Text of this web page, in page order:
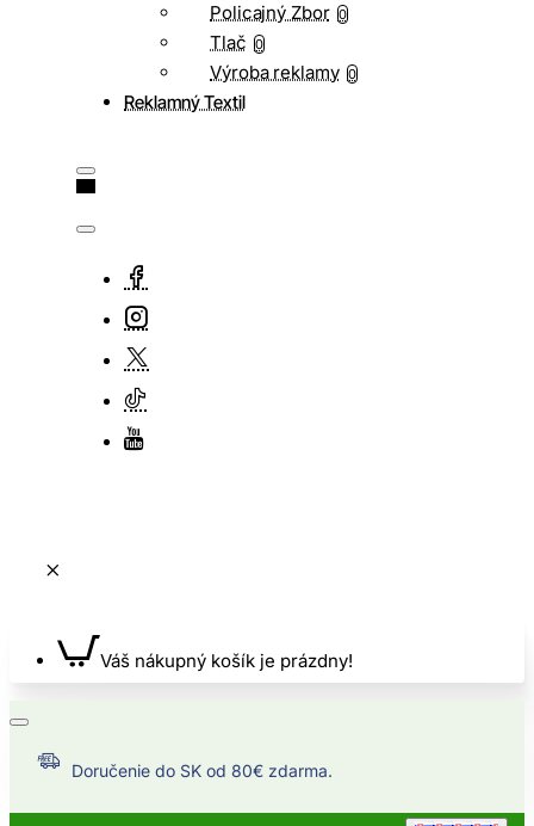
Policajný Zbor 0
Tlač 0
Výroba reklamy 0
Reklamný Textil
Váš nákupný košík je prázdny!
Doručenie do SK od 80€ zdarma.